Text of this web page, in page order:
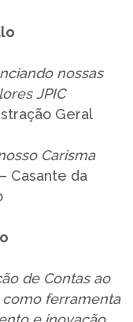
nossas
JPIC
Geral
Carisma
Casante da
de Contas ao
ferramenta